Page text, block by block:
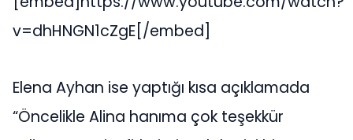
v=dhHNGN1cZgE[/embed]
Elena Ayhan ise yaptığı kısa açıklamada
“Öncelikle Alina hanıma çok teşekkür